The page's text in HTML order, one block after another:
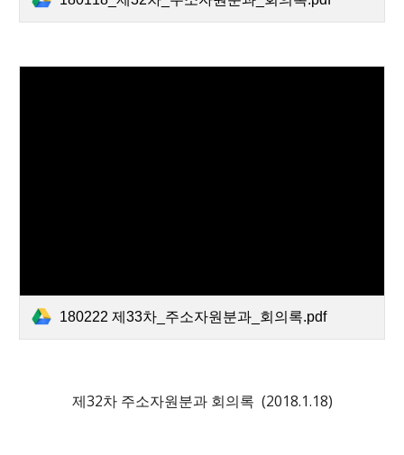
180222 제33차_주소자원분과_회의록.pdf
제32차 주소자원분과 회의록 (2018.1.18)